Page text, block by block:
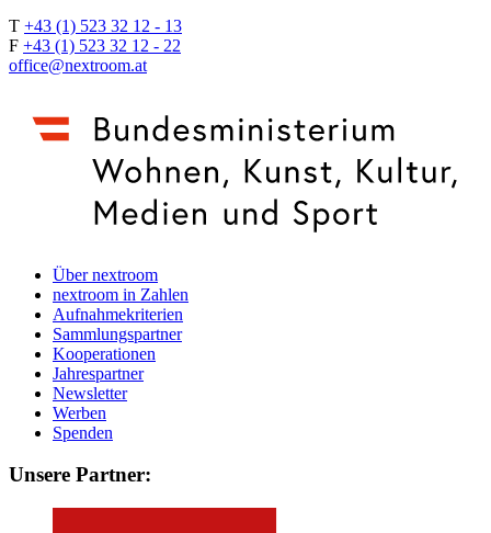
T +43 (1) 523 32 12 - 13
F +43 (1) 523 32 12 - 22
office@nextroom.at
Über nextroom
nextroom in Zahlen
Aufnahmekriterien
Sammlungspartner
Kooperationen
Jahrespartner
Newsletter
Werben
Spenden
Unsere Partner: